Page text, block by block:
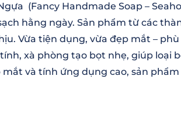
(Fancy Handmade Soap –
hằng ngày. Sản phẩm từ các
Vừa tiện dụng, vừa đẹp mắt –
xà phòng tạo bọt nhẹ, giúp loại
và tính ứng dụng cao, sản